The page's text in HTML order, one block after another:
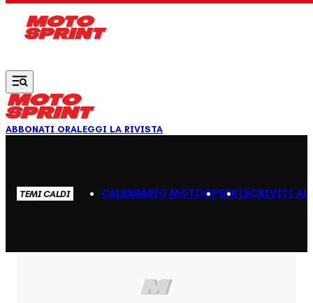
ABBONATI ORALEGGI LA RIVISTA
TEMI CALDI CALENDARIO MOTOGPSBKISCRIVITI AL